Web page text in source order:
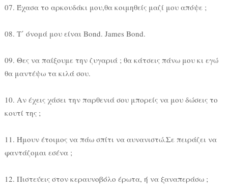
07. Έχασα το αρκουδάκι μου,θα κοιμηθείς μαζί μου απόψε ;
08. Τ΄ όνομά μου είναι Bond. James Bond.
09. Θες να παίξουμε την ζυγαριά ; θα κάτσεις πάνω μου κι εγώ
θα μαντέψω τα κιλά σου.
10. Αν έχεις χάσει την παρθενιά σου μπορείς να μου δώσεις το
κουτί της ;
11. Ήμουν έτοιμος να πάω σπίτι να αυνανιστώ.Σε πειράζει να
φαντάζομαι εσένα ;
12. Πιστεύεις στον κεραυνοβόλο έρωτα, ή να ξαναπεράσω ;